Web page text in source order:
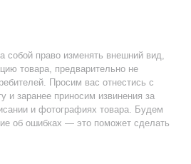
собой право изменять внешний вид,
товара, предварительно не
Просим вас отнестись с
и заранее приносим извинения за
и фотографиях товара. Будем
об ошибках — это поможет сделать